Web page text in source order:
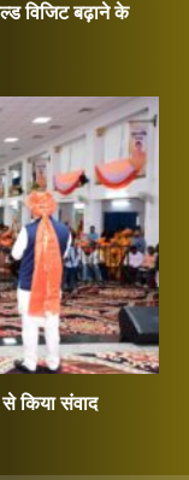
विजिट बढ़ाने के
से किया संवाद